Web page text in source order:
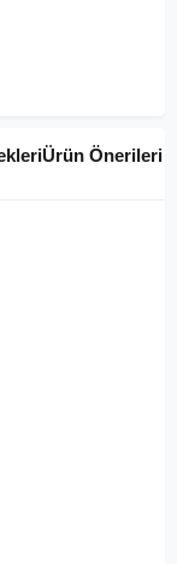
Ürün Önerileri